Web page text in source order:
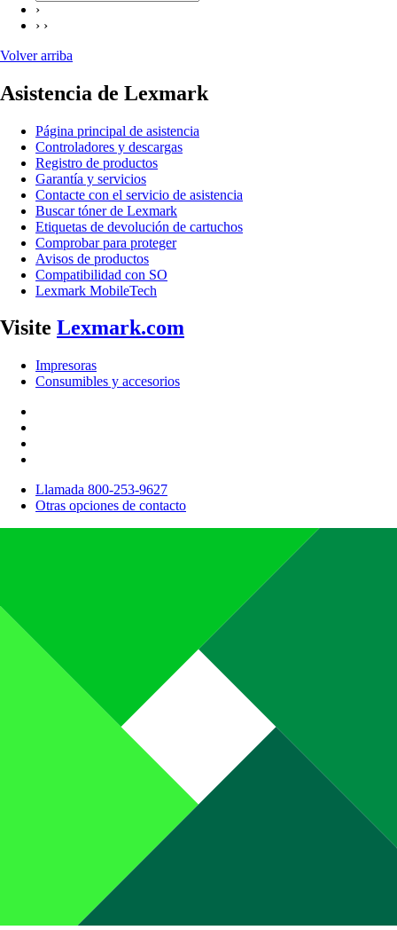
›
› ›
Volver arriba
Asistencia de Lexmark
Página principal de asistencia
Controladores y descargas
Registro de productos
Garantía y servicios
Contacte con el servicio de asistencia
Buscar tóner de Lexmark
Etiquetas de devolución de cartuchos
Comprobar para proteger
Avisos de productos
Compatibilidad con SO
Lexmark MobileTech
Visite Lexmark.com
Impresoras
Consumibles y accesorios
Llamada 800-253-9627
Otras opciones de contacto